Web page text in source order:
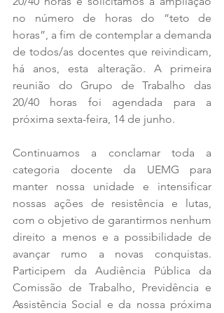
no número de horas do “teto de
horas”, a fim de contemplar a demanda
de todos/as docentes que reivindicam,
há anos, esta alteração. A primeira
reunião do Grupo de Trabalho das
20/40 horas foi agendada para a
próxima sexta-feira, 14 de junho.
Continuamos a conclamar toda a
categoria docente da UEMG para
manter nossa unidade e intensificar
nossas ações de resistência e lutas,
com o objetivo de garantirmos nenhum
direito a menos e a possibilidade de
avançar rumo a novas conquistas.
Participem da Audiência Pública da
Comissão de Trabalho, Previdência e
Assistência Social e da nossa próxima